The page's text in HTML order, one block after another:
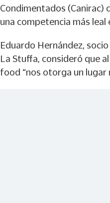
Condimentados (Canirac)
una competencia más leal
Eduardo Hernández,
La Stuffa, consideró que
food “nos otorga un lugar